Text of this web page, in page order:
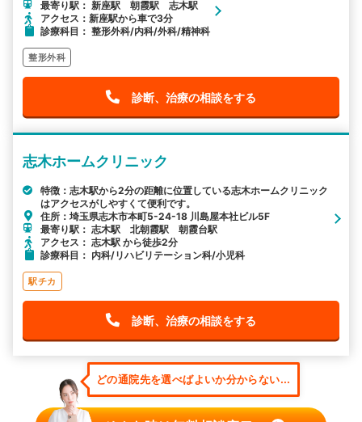
最寄り駅： 新座駅 朝霞駅 志木駅
アクセス：新座駅から車で3分
診療科目： 整形外科/内科/外科/精神科
整形外科
診断、治療の相談をする
志木ホームクリニック
特徴：志木駅から2分の距離に位置している志木ホームクリニック
はアクセスがしやすくて便利です。
住所：埼玉県志木市本町5-24-18 川島屋本社ビル5F
最寄り駅： 志木駅 北朝霞駅 朝霞台駅
アクセス： 志木駅 から徒歩2分
診療科目： 内科/リハビリテーション科/小児科
駅チカ
診断、治療の相談をする
どの通院先を選べばよいか分からない...